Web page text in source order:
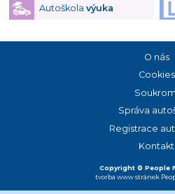
Autoškola výuka
Copyright © People
tvorba www stránek
O nás
Cookies
Správa
Registrace
Kontakt